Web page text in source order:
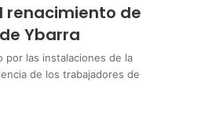
renacimiento de
Ybarra
por las instalaciones de la
de los trabajadores de